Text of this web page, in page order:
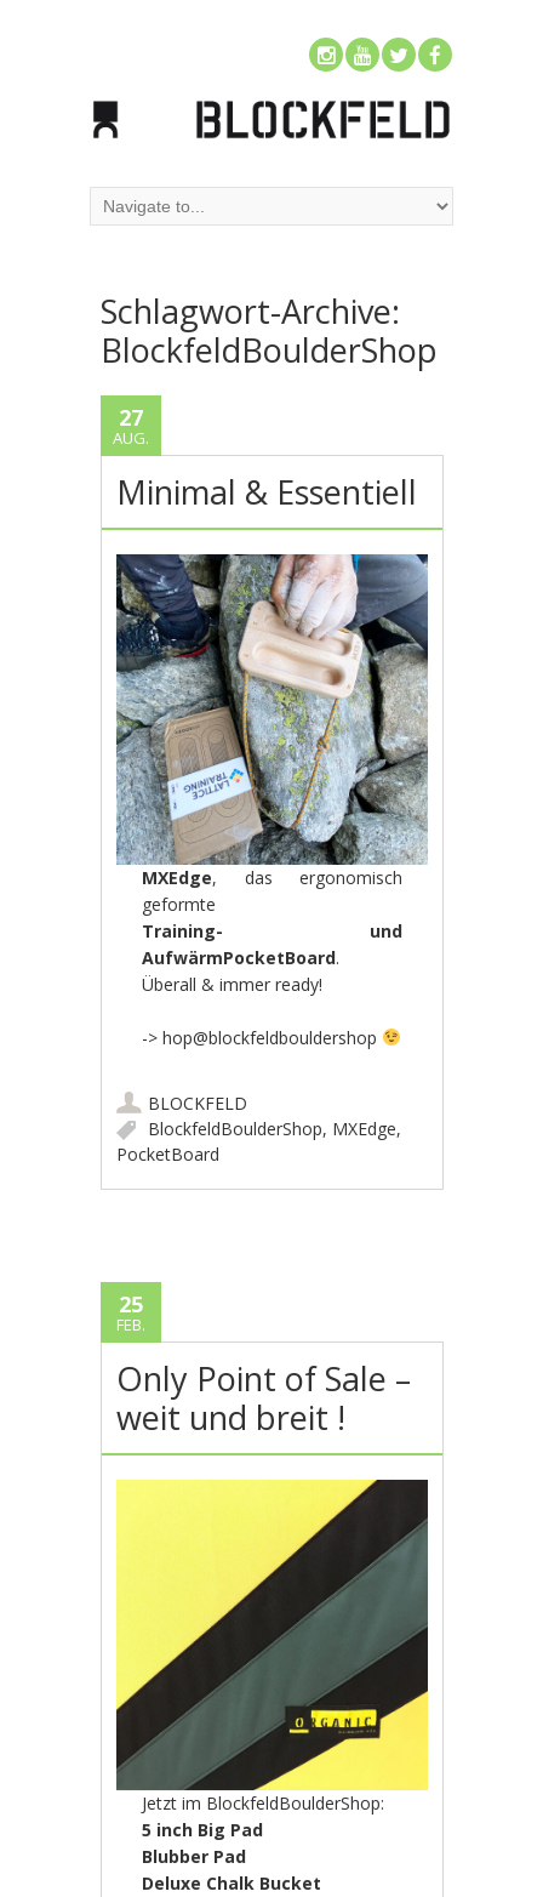
Schlagwort-Archive:
BlockfeldBoulderShop
27
AUG.
Minimal & Essentiell
MXEdge, das ergonomisch
geformte
Training- und
AufwärmPocketBoard.
Überall & immer ready!
-> hop@blockfeldbouldershop
BLOCKFELD
BlockfeldBoulderShop, MXEdge,
PocketBoard
25
FEB.
Only Point of Sale –
weit und breit !
Jetzt im BlockfeldBoulderShop:
5 inch Big Pad
Blubber Pad
Deluxe Chalk Bucket